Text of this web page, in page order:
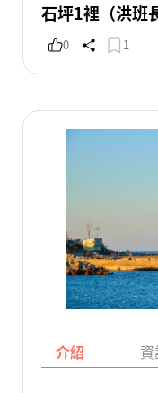
石坪1裡（洪班
0 1
介紹